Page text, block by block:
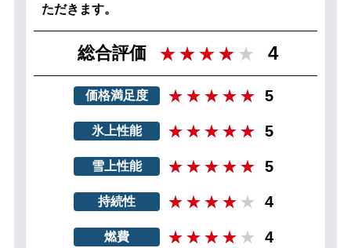
ただきます。
総合評価 4
価格満足度 5
氷上性能 5
雪上性能 5
持続性 4
燃費 4